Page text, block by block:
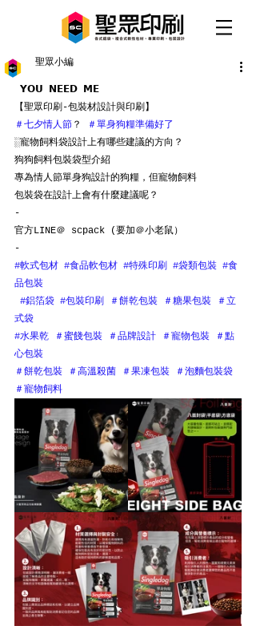
聖眾小編
𝗬𝗢𝗨 𝗡𝗘𝗘𝗗 𝗠𝗘
【聖眾印刷-包裝材設計與印刷】
＃七夕情人節 ？
＃單身狗糧準備好了
░寵物飼料袋設計上有哪些建議的方向？
狗狗飼料包裝袋型介紹
專為情人節單身狗設計的狗糧，但寵物飼料
包裝袋在設計上會有什麼建議呢？
-
官方LINE＠ scpack (要加＠小老鼠）
-
#軟式包材 #食品軟包材 #特殊印刷 #袋類包裝 #食
品包裝
#鋁箔袋 #包裝印刷 ＃餅乾包裝 ＃糖果包裝
＃立
式袋
#水果乾
＃蜜餞包裝 ＃品牌設計 ＃寵物包裝
＃點
心包裝
＃餅乾包裝
＃高溫殺菌 ＃果凍包裝
＃泡麵包裝袋
＃寵物飼料